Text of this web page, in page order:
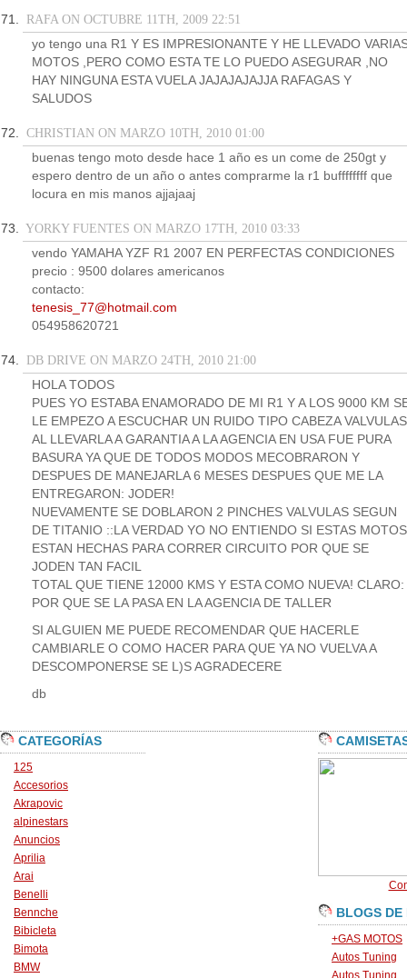
RAFA ON OCTUBRE 11TH, 2009 22:51
yo tengo una R1 Y ES IMPRESIONANTE Y HE LLEVADO
MOTOS ,PERO COMO ESTA TE LO PUEDO ASEGURAR ,NO
HAY NINGUNA ESTA VUELA JAJAJAJAJJA RAFAGAS Y
SALUDOS
CHRISTIAN ON MARZO 10TH, 2010 01:00
buenas tengo moto desde hace 1 año es un come de 250gt y
espero dentro de un año o antes comprarme la r1 buffffffff que
locura en mis manos ajjajaaj
YORKY FUENTES ON MARZO 17TH, 2010 03:33
vendo YAMAHA YZF R1 2007 EN PERFECTAS CONDICIONES
precio : 9500 dolares americanos
contacto:
tenesis_77@hotmail.com
054958620721
DB DRIVE ON MARZO 24TH, 2010 21:00
HOLA TODOS
PUES YO ESTABA ENAMORADO DE MI R1 Y A LOS 9000 KM
LE EMPEZO A ESCUCHAR UN RUIDO TIPO CABEZA VALVULAS
AL LLEVARLA A GARANTIA A LA AGENCIA EN USA FUE PURA
BASURA YA QUE DE TODOS MODOS MECOBRARON Y
DESPUES DE MANEJARLA 6 MESES DESPUES QUE ME LA
ENTREGARON: JODER!
NUEVAMENTE SE DOBLARON 2 PINCHES VALVULAS SEGUN
DE TITANIO ::LA VERDAD YO NO ENTIENDO SI ESTAS MOTOS
ESTAN HECHAS PARA CORRER CIRCUITO POR QUE SE
JODEN TAN FACIL
TOTAL QUE TIENE 12000 KMS Y ESTA COMO NUEVA! CLARO:
POR QUE SE LA PASA EN LA AGENCIA DE TALLER
SI ALGUIEN ME PUEDE RECOMENDAR QUE HACERLE
CAMBIARLE O COMO HACER PARA QUE YA NO VUELVA A
DESCOMPONERSE SE L)S AGRADECERE
db
CATEGORÍAS
125
Accesorios
Akrapovic
alpinestars
Anuncios
Aprilia
Arai
Benelli
Bennche
Bibicleta
Bimota
BMW
BLOGS DE
+GAS MOTOS
Autos Tuning
Autos Tuning